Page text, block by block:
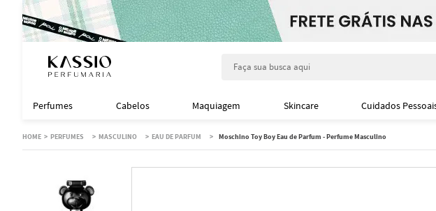
Perfumes Cabelos Maquiagem Skincare Cuidados
PERFUMES MASCULINO EAU DE PARFUM Moschino Toy Boy Eau de Parfum - Perfume Masculino